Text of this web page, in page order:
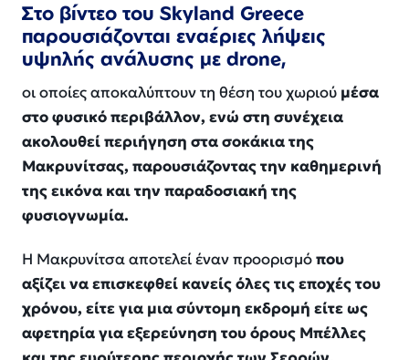
Στο βίντεο του Skyland Greece
παρουσιάζονται εναέριες λήψεις
υψηλής ανάλυσης με drone,
οι οποίες αποκαλύπτουν τη θέση του χωριού μέσα
στο φυσικό περιβάλλον, ενώ στη συνέχεια
ακολουθεί περιήγηση στα σοκάκια της
Μακρυνίτσας, παρουσιάζοντας την καθημερινή
της εικόνα και την παραδοσιακή της
φυσιογνωμία.
Η Μακρυνίτσα αποτελεί έναν προορισμόπου
αξίζει να επισκεφθεί κανείς όλες τις εποχές του
χρόνου, είτε για μια σύντομη εκδρομή είτε ως
αφετηρία για εξερεύνηση του όρους Μπέλλες